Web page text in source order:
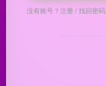
没有账号？注册/找回密码